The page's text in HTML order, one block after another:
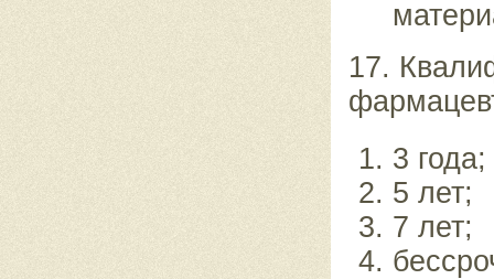
17.
3 года;
5 лет;
7 лет;